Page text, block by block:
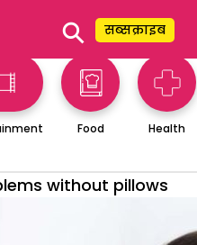
⚲ सब्सक्राइब
Food Health
without pillows